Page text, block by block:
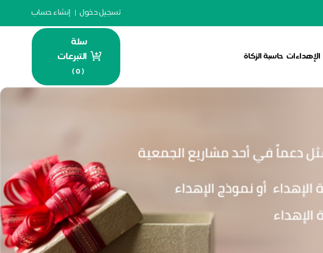
تسجيل دخول | إنشاء حساب
الإهداءات حاسبة الزكاة
سلة
التبرعات
(
0
)